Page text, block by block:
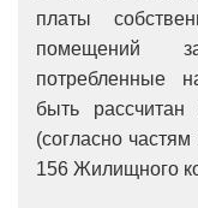
платы
помещений
потребленные
быть
(согласно
156 Жилищного